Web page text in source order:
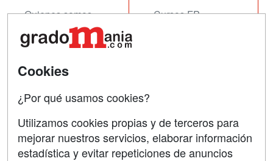
Quienes somos
Tarifas publicidad
Cursos FP
Contactar
Confidencialidad
SÍGUENOS EN:
Cookies
¿Por qué usamos cookies?
Utilizamos cookies propias y de terceros para
mejorar nuestros servicios, elaborar información
estadística y evitar repeticiones de anuncios